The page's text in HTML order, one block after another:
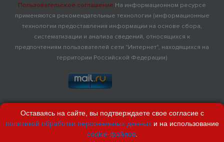
Пользовательское соглашение На информационном ресурсе
применяются рекомендательные технологии (информационные
технологии предоставления информации на основе сбора,
систематизации и анализа сведений, относящихся к
предпочтениям пользователей сети "Интернет", находящихся на
территории Российской Федерации)
Оставаясь на сайте, вы подтверждаете свое согласие с
политикой обработки персональных данныхи на использование
cookie-файлов.